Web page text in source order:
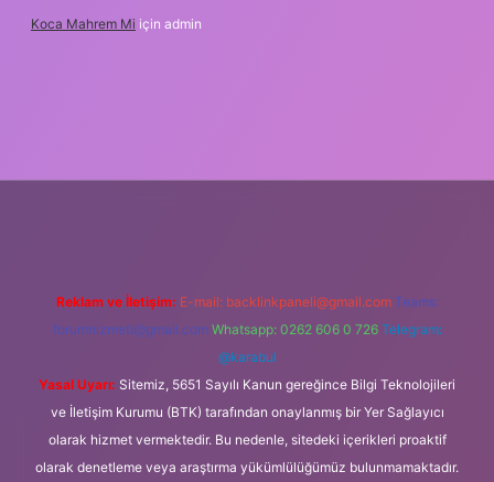
Koca Mahrem Mi için admin
Reklam ve İletişim: E-mail: backlinkpaneli@gmail.com Teams:
forumhizmeti@gmail.com Whatsapp: 0262 606 0 726 Telegram:
@karabul
Yasal Uyarı: Sitemiz, 5651 Sayılı Kanun gereğince Bilgi Teknolojileri
ve İletişim Kurumu (BTK) tarafından onaylanmış bir Yer Sağlayıcı
olarak hizmet vermektedir. Bu nedenle, sitedeki içerikleri proaktif
olarak denetleme veya araştırma yükümlülüğümüz bulunmamaktadır.